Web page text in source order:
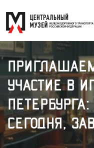
УЧАСТИЕ В
СЕГОДНЯ,